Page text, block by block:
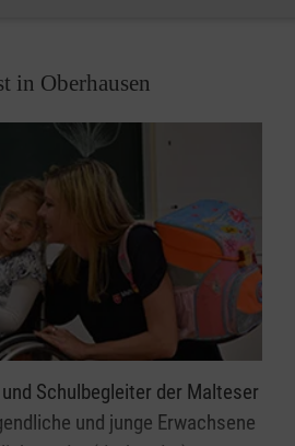
in Oberhausen
Schulbegleiter der Malteser
und junge Erwachsene